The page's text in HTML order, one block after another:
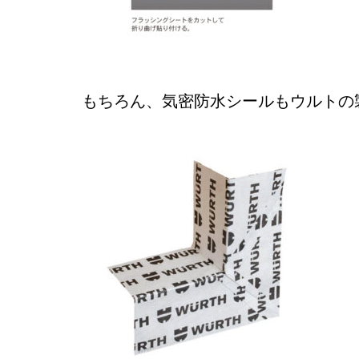
もちろん、気密防水シールもウルトの